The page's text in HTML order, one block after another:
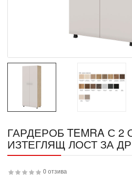
ГАРДЕРОБ TEMRA С
ИЗТЕГЛЯЩ ЛОСТ ЗА
0 отзива